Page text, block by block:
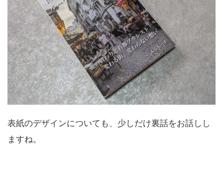
表紙のデザインについても、少しだけ裏話をお話しし
ますね。